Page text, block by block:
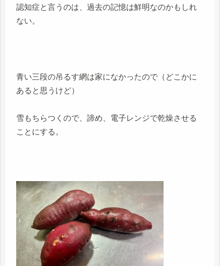
認知症と言うのは、過去の記憶は鮮明なのかもしれ
ない。
青い三段の吊るす網は家になかったので（どこかに
あると思うけど）
雪もちらつくので、諦め、電子レンジで乾燥させる
ことにする。